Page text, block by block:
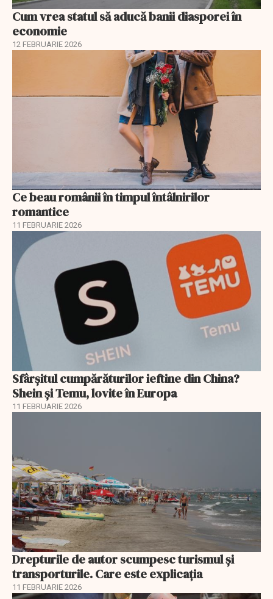
Cum vrea statul să aducă banii diasporei în
economie
12 FEBRUARIE 2026
Ce beau românii în timpul întâlnirilor
romantice
11 FEBRUARIE 2026
Sfârșitul cumpărăturilor ieftine din China?
Shein și Temu, lovite în Europa
11 FEBRUARIE 2026
Drepturile de autor scumpesc turismul și
transporturile. Care este explicația
11 FEBRUARIE 2026